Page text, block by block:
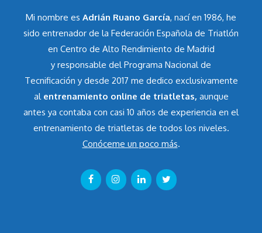
Mi nombre es Adrián Ruano García, nací en 1986, he
sido entrenador de la Federación Española de Triatlón
en Centro de Alto Rendimiento de Madrid
y responsable del Programa Nacional de
Tecnificación y desde 2017 me dedico exclusivamente
al entrenamiento online de triatletas, aunque
antes ya contaba con casi 10 años de experiencia en el
entrenamiento de triatletas de todos los niveles.
Conóceme un poco más.